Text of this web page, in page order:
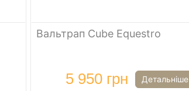
Вальтрап Cube Equestro
5 950 грн Детальніше